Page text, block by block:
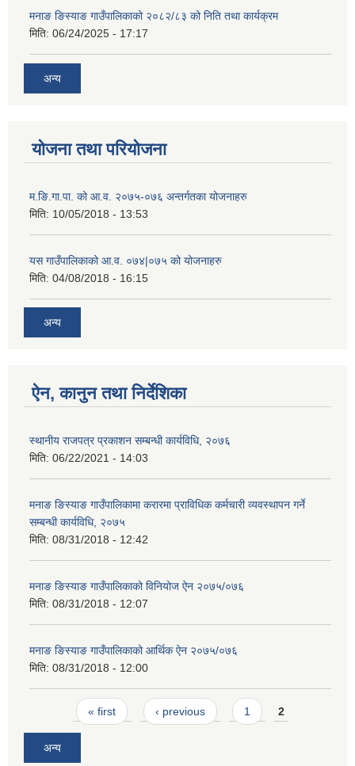
मनाङ ङिस्याङ गाउँपालिकाको २०८२/८३ को निति तथा कार्यक्रम
मिति: 06/24/2025 - 17:17
अन्य
योजना तथा परियोजना
म.ङि.गा.पा. को आ.व. २०७५-०७६ अन्तर्गतका योजनाहरु
मिति: 10/05/2018 - 13:53
यस गाउँपालिकाको आ.व. ०७४|०७५ को योजनाहरु
मिति: 04/08/2018 - 16:15
अन्य
ऐन, कानुन तथा निर्देशिका
स्थानीय राजपत्र प्रकाशन सम्बन्धी कार्यविधि, २०७६
मिति: 06/22/2021 - 14:03
मनाङ ङिस्याङ गाउँपालिकामा करारमा प्राविधिक कर्मचारी व्यवस्थापन गर्ने
सम्बन्धी कार्यविधि, २०७५
मिति: 08/31/2018 - 12:42
मनाङ ङिस्याङ गाउँपालिकाको विनियोज ऐन २०७५/०७६
मिति: 08/31/2018 - 12:07
मनाङ ङिस्याङ गाउँपालिकाको आर्थिक ऐन २०७५/०७६
मिति: 08/31/2018 - 12:00
Pages« first ‹ previous 1 2
अन्य